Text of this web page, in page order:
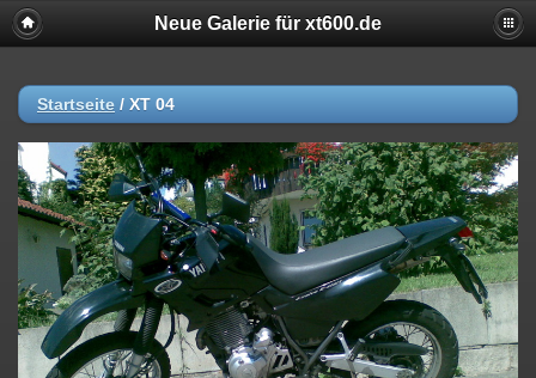
Neue Galerie für xt600.de
Startseite / XT 04